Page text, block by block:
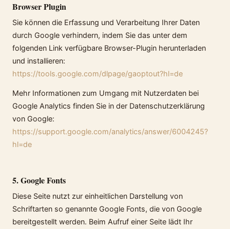
Browser Plugin
Sie können die Erfassung und Verarbeitung Ihrer Daten
durch Google verhindern, indem Sie das unter dem
folgenden Link verfügbare Browser-Plugin herunterladen
und installieren:
https://tools.google.com/dlpage/gaoptout?hl=de
Mehr Informationen zum Umgang mit Nutzerdaten bei
Google Analytics finden Sie in der Datenschutzerklärung
von Google:
https://support.google.com/analytics/answer/6004245?
hl=de
5. Google Fonts
Diese Seite nutzt zur einheitlichen Darstellung von
Schriftarten so genannte Google Fonts, die von Google
bereitgestellt werden. Beim Aufruf einer Seite lädt Ihr